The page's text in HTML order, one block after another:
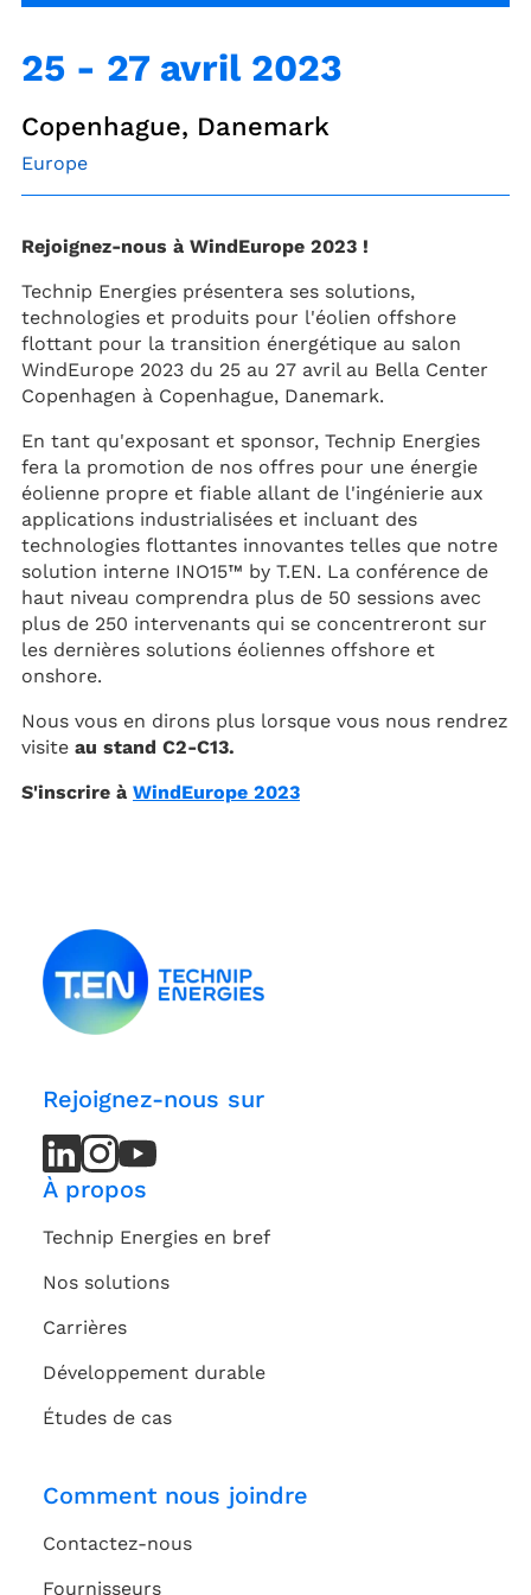
25 - 27 avril 2023
Copenhague, Danemark
Europe
Rejoignez-nous à WindEurope 2023 !
Technip Energies présentera ses solutions,
technologies et produits pour l'éolien offshore
flottant pour la transition énergétique au salon
WindEurope 2023 du 25 au 27 avril au Bella Center
Copenhagen à Copenhague, Danemark.
En tant qu'exposant et sponsor, Technip Energies
fera la promotion de nos offres pour une énergie
éolienne propre et fiable allant de l'ingénierie aux
applications industrialisées et incluant des
technologies flottantes innovantes telles que notre
solution interne INO15™ by T.EN. La conférence de
haut niveau comprendra plus de 50 sessions avec
plus de 250 intervenants qui se concentreront sur
les dernières solutions éoliennes offshore et
onshore.
Nous vous en dirons plus lorsque vous nous rendrez
visite au stand C2-C13.
S'inscrire à WindEurope 2023
Rejoignez-nous sur
LinkedIn
LinkedIn
Instagram
Instagram
Youtube
Channel
À propos
Technip Energies en bref
Nos solutions
Carrières
Développement durable
Études de cas
Comment nous joindre
Contactez-nous
Fournisseurs